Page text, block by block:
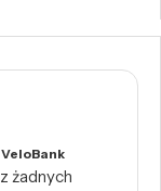
żadnych